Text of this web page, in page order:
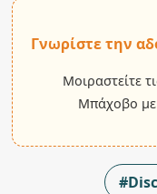
Γνωρίστε την
Μοιραστείτε
Μπάχοβο